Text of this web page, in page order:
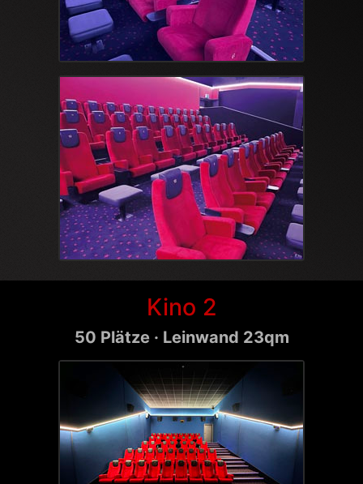
Kino 2
50 Plätze · Leinwand 23qm